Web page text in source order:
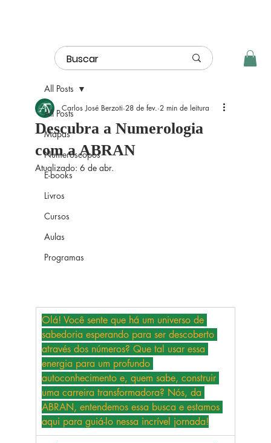
All Posts
Mapas
Numeróscopos
E-books
Livros
Cursos
Aulas
Programas
All Posts
Descubra a Numerologia
com a ABRAN
Carlos José Berzoti 28 de fev. 2 min de leitura
Atualizado:6 de abr.
Olá! Você sente que há um universo de
sabedoria esperando para ser descoberto
através dos números? Que tal usar essa
energia para um profundo
autoconhecimento e, quem sabe, construir
uma carreira transformadora? Nós, da
ABRAN, entendemos essa busca e estamos
aqui para guiá-lo nessa incrível jornada!